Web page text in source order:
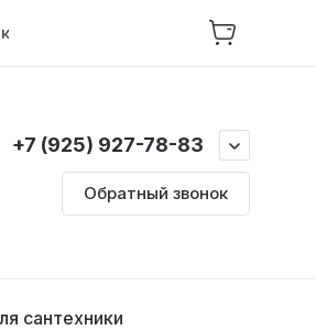
Сертификаты
+7 (925) 927-78-83
Обратный звонок
сантехники